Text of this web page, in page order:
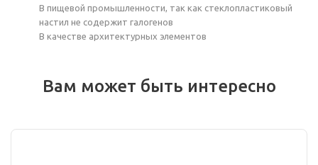
В пищевой промышленности, так как стеклопластиковый
настил не содержит галогенов
В качестве архитектурных элементов
Вам может быть интересно